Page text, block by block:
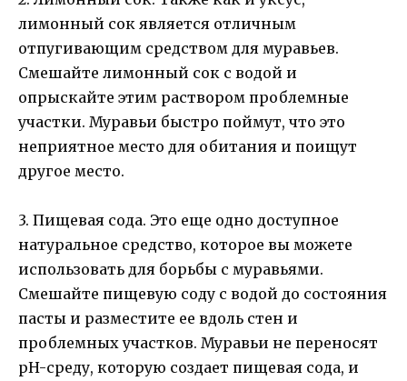
лимонный сок является отличным
отпугивающим средством для муравьев.
Смешайте лимонный сок с водой и
опрыскайте этим раствором проблемные
участки. Муравьи быстро поймут, что это
неприятное место для обитания и поищут
другое место.
3. Пищевая сода. Это еще одно доступное
натуральное средство, которое вы можете
использовать для борьбы с муравьями.
Смешайте пищевую соду с водой до состояния
пасты и разместите ее вдоль стен и
проблемных участков. Муравьи не переносят
pH-среду, которую создает пищевая сода, и